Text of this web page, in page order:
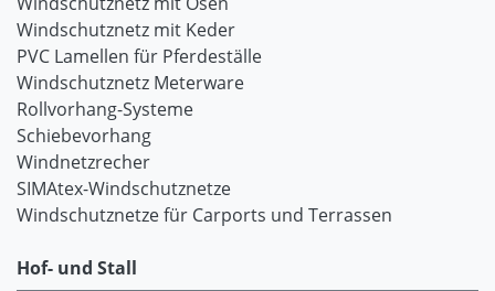
Windschutznetz mit Keder
PVC Lamellen für Pferdeställe
Windschutznetz Meterware
Rollvorhang-Systeme
Schiebevorhang
Windnetzrecher
SIMAtex-Windschutznetze
Windschutznetze für Carports und Terrassen
Hof- und Stall